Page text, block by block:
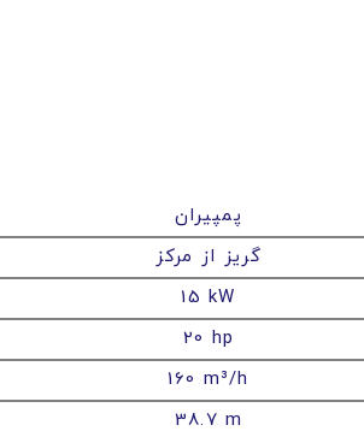
پمپیران
گریز از مرکز
15 kW
20 hp
160 m³/h
38.7 m